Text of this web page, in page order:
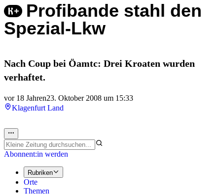
Profibande stahl den
Spezial-Lkw
Nach Coup bei Öamtc: Drei Kroaten wurden
verhaftet.
vor 18 Jahren23. Oktober 2008 um 15:33
Klagenfurt Land
Abonnent:in werden
Rubriken
Orte
Themen